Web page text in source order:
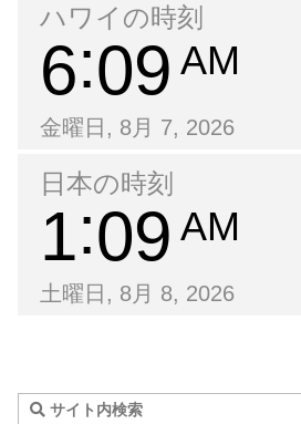
ハワイの時刻
6 09 AM
金曜日, 8月 7, 2026
日本の時刻
1 09 AM
土曜日, 8月 8, 2026